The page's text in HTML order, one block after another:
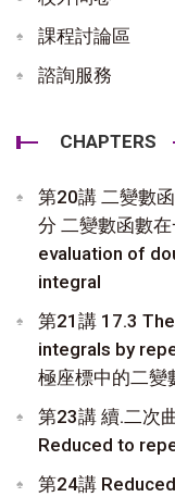
課程討論區
諮詢服務
CHAPTERS
第20講 二變數
分 二變數函數
evaluation of
integral
第21講 17.3
integrals by
極座標中的二變
第23講 續.二次
Reduced to
第24講